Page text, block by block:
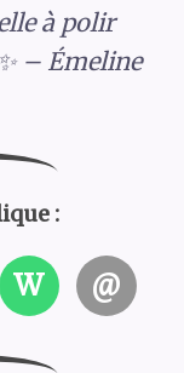
à polir
– Émeline
:
W @